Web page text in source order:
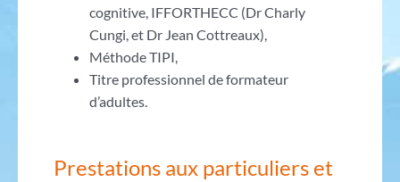
cognitive, IFFORTHECC (Dr Charly
Cungi, et Dr Jean Cottreaux),
Méthode TIPI,
Titre professionnel de formateur
d’adultes.
Prestations aux particuliers et